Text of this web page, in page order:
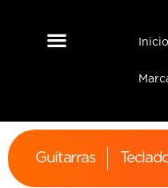
Inicio
Guitarras